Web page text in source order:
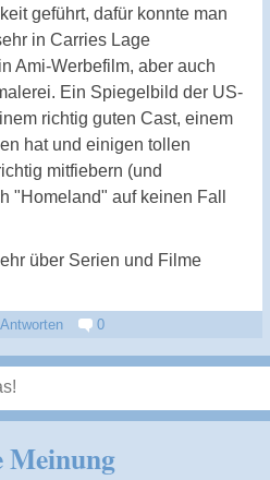
geführt, dafür konnte man
in Carries Lage
Ami-Werbefilm, aber auch
Ein Spiegelbild der US-
richtig guten Cast, einem
hat und einigen tollen
mitfiebern (und
"Homeland" auf keinen Fall
über Serien und Filme
Antworten 0
Meinung